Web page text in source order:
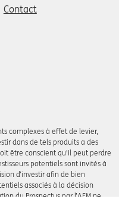
Contact
complexes à effet de levier,
dans de tels produits a des
être conscient qu'il peut perdre
potentiels sont invités à
d’investir afin de bien
associés à la décision
du Prospectus par l’AFM ne